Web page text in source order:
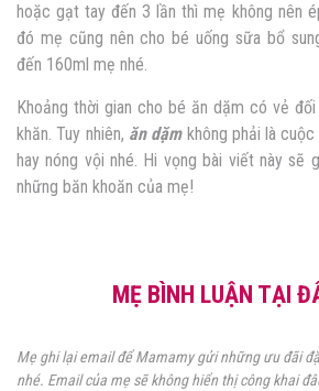
hoặc gạt tay đến 3 lần thì mẹ không nên
đó mẹ cũng nên cho bé uống sữa bổ
đến 160ml mẹ nhé.
Khoảng thời gian cho bé ăn dặm có vẻ
khăn. Tuy nhiên, ăn dặmkhông phải là
hay nóng vội nhé. Hi vọng bài viết này sẽ
những băn khoăn của mẹ!
MẸ BÌNH LUẬN TẠI
Mẹ ghi lại email để Mamamy gửi những ưu đãi
nhé. Email của mẹ sẽ không hiển thị công khai